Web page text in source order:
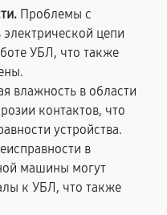
Проблемы с
цепи
УБЛ, что также
влажность в области
контактов, что
устройства.
в
машины могут
к УБЛ, что также